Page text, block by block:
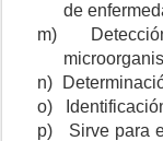
de
m)
n)
o)
p)
Sirve para